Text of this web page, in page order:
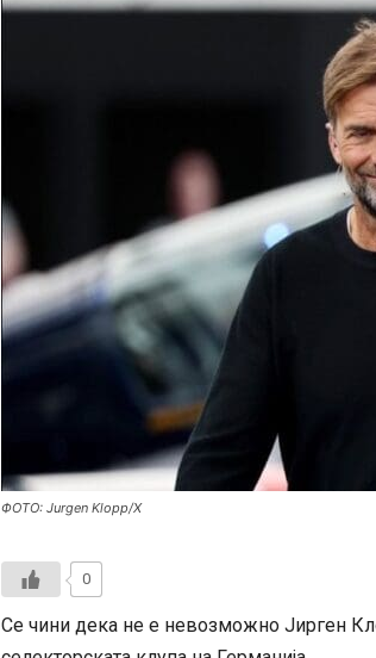
ФОТО: Јurgen Klopp/X
0
Се чини дека не е невозможно Јирген